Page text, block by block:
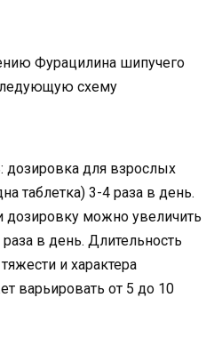
Фурацилина шипучего
схему
дозировка для взрослых
таблетка) 3-4 раза в день.
дозировку можно увеличить
в день. Длительность
и характера
варьировать от 5 до 10